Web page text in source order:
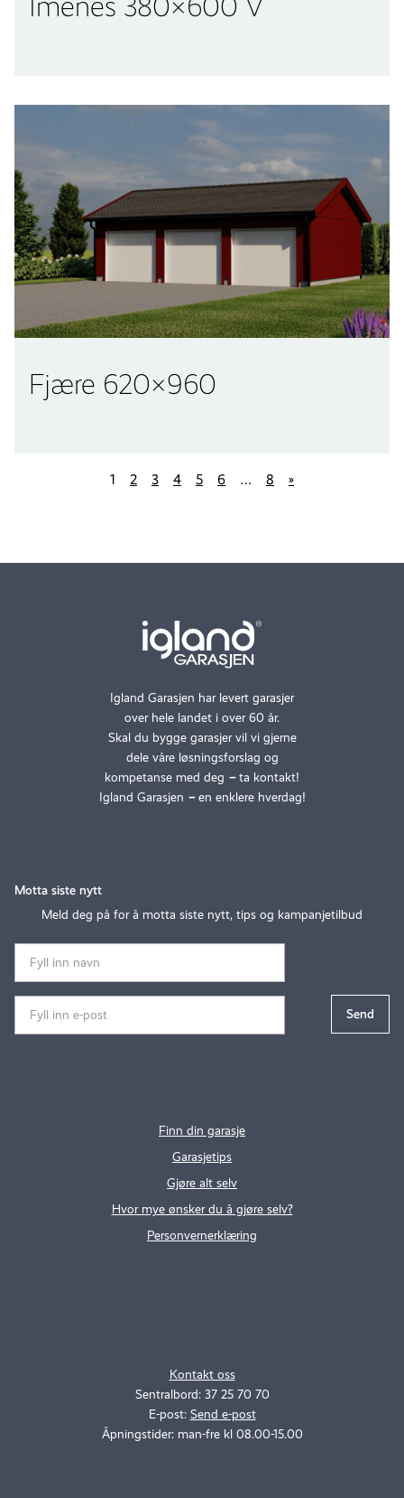
Fjære 620×960
1 2 3 4 5 6 … 8 »
Igland Garasjen har levert garasjer
over hele landet i over 60 år.
Skal du bygge garasjer vil vi gjerne
dele våre løsningsforslag og
kompetanse med deg –ta kontakt!
Igland Garasjen –en enklere hverdag!
Kontakt oss
Sentralbord: 37 25 70 70
E-post: Send e-post
Åpningstider: man-fre kl 08.00-15.00
Finn din garasje
Garasjetips
Gjøre alt selv
Hvor mye ønsker du å gjøre selv?
Personvernerklæring
Motta siste nytt
Meld deg på for å motta siste nytt, tips og kampanjetilbud